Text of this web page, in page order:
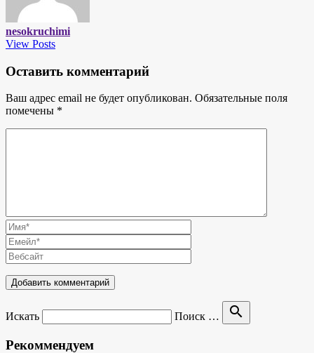
nesokruchimi
View Posts
Оставить комментарий
Ваш адрес email не будет опубликован. Обязательные поля
помечены *
Искать Поиск … search
Рекоммендуем